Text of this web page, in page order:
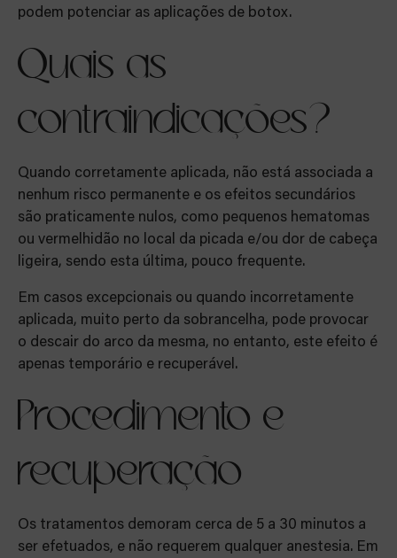
podem potenciar as aplicações de botox.
Quais as
contraindicações?
Quando corretamente aplicada, não está associada a
nenhum risco permanente e os efeitos secundários
são praticamente nulos, como pequenos hematomas
ou vermelhidão no local da picada e/ou dor de cabeça
ligeira, sendo esta última, pouco frequente.
Em casos excepcionais ou quando incorretamente
aplicada, muito perto da sobrancelha, pode provocar
o descair do arco da mesma, no entanto, este efeito é
apenas temporário e recuperável.
Procedimento e
recuperação
Os tratamentos demoram cerca de 5 a 30 minutos a
ser efetuados, e não requerem qualquer anestesia. Em